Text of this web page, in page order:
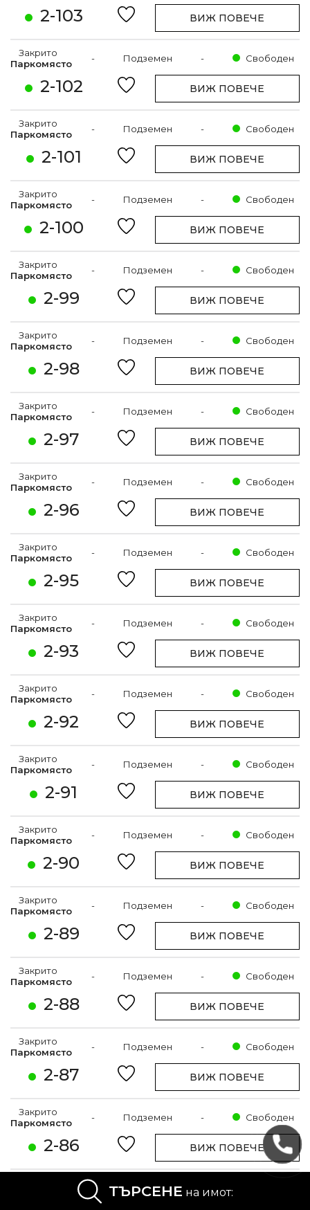
2-103 ВИЖ ПОВЕЧЕ
2-102
Закрито
Паркомясто
- Подземен - Свободен
ВИЖ ПОВЕЧЕ
2-101
Закрито
Паркомясто
- Подземен - Свободен
ВИЖ ПОВЕЧЕ
2-100
Закрито
Паркомясто
- Подземен - Свободен
ВИЖ ПОВЕЧЕ
2-99
Закрито
Паркомясто
- Подземен - Свободен
ВИЖ ПОВЕЧЕ
2-98
Закрито
Паркомясто
- Подземен - Свободен
ВИЖ ПОВЕЧЕ
2-97
Закрито
Паркомясто
- Подземен - Свободен
ВИЖ ПОВЕЧЕ
2-96
Закрито
Паркомясто
- Подземен - Свободен
ВИЖ ПОВЕЧЕ
2-95
Закрито
Паркомясто
- Подземен - Свободен
ВИЖ ПОВЕЧЕ
2-93
Закрито
Паркомясто
- Подземен - Свободен
ВИЖ ПОВЕЧЕ
2-92
Закрито
Паркомясто
- Подземен - Свободен
ВИЖ ПОВЕЧЕ
2-91
Закрито
Паркомясто
- Подземен - Свободен
ВИЖ ПОВЕЧЕ
2-90
Закрито
Паркомясто
- Подземен - Свободен
ВИЖ ПОВЕЧЕ
2-89
Закрито
Паркомясто
- Подземен - Свободен
ВИЖ ПОВЕЧЕ
2-88
Закрито
Паркомясто
- Подземен - Свободен
ВИЖ ПОВЕЧЕ
2-87
Закрито
Паркомясто
- Подземен - Свободен
ВИЖ ПОВЕЧЕ
2-86
Закрито
Паркомясто
- Подземен - Свободен
ВИЖ ПОВЕЧЕ
- Подземен -
ТЪРСЕНЕ на имот: